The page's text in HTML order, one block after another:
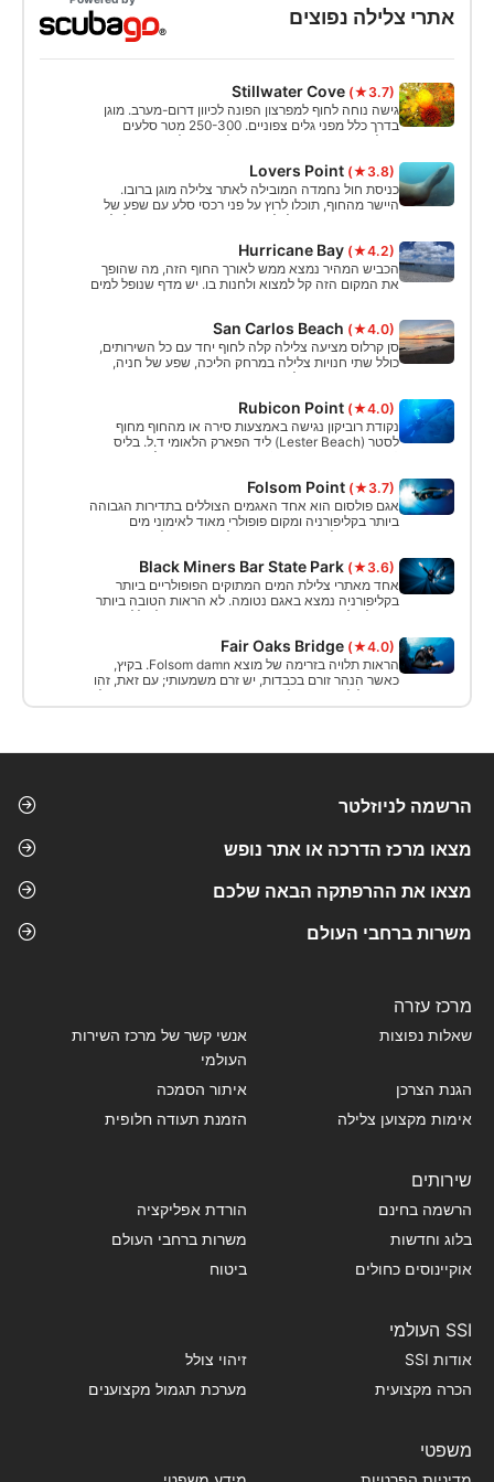
אתרי צלילה נפוצים
Stillwater Cove (★3.7)
גישה נוחה לחוף למפרצון הפונה לכיוון דרום-מערב. מוגן
בדרך כלל מפני גלים צפוניים. 250-300 מטר סלעים
גדולים עם סביבה מסוג קיר נופל +50 רגל. פריקת חניה
יומי של אתר הקמפינג סטילווטר קוב. שירותים, שולחנות
פיקניק, ברביקיו נמצאים על החוף.
Lovers Point (★3.8)
כניסת חול נחמדה המובילה לאתר צלילה מוגן ברובו.
היישר מהחוף, תוכלו לרוץ על פני רכסי סלע עם שפע של
חיי דגים. מצפון, תוכלו לראות פסגות. העומק בינוני לכל
Hurricane Bay (★4.2)
הכביש המהיר נמצא ממש לאורך החוף הזה, מה שהופך
את המקום הזה קל למצוא ולחנות בו. יש מדף שנופל למים
San Carlos Beach (★4.0)
סן קרלוס מציעה צלילה קלה לחוף יחד עם כל השירותים,
כולל שתי חנויות צלילה במרחק הליכה, שפע של חניה,
חדרי אמבטיה ומקלחות.
Rubicon Point (★4.0)
נקודת רוביקון נגישה באמצעות סירה או מהחוף מחוף
לסטר (Lester Beach) ליד הפארק הלאומי ד.ל. בליס
(D.L. Bliss State Park). החניה תהיה 10 דולר ארה"ב
סיור בסירה!Folsom Point (★3.7)
אגם פולסום הוא אחד האגמים הצוללים בתדירות הגבוהה
ביותר בקליפורניה ומקום פופולרי מאוד לאימוני מים
פתוחים בשל המים השקטים של האגם. המלון מציע שפע
מטר לאפס.
Black Miners Bar State Park (★3.6)
אחד מאתרי צלילת המים המתוקים הפופולריים ביותר
בקליפורניה נמצא באגם נטומה. לא הראות הטובה ביותר
אך קלה לגישה בתנאים רגועים, ומקום נהדר לצוללנים
Fair Oaks Bridge (★4.0)
הראות תלויה בזרימה של מוצא Folsom damn. בקיץ,
כאשר הנהר זורם בכבדות, יש זרם משמעותי; עם זאת, זהו
אתר צלילה שאסור לפספס. טווח העומק הוא 20-25 רגל
ומול 10-15 רגל. אם אתם אוהבים צלילה להיסחף זה
הרשמה לניוזלטר
מצאו מרכז הדרכה או אתר נופש
מצאו את ההרפתקה הבאה שלכם
משרות ברחבי העולם
מרכז עזרה
שאלות נפוצות
אנשי קשר של מרכז השירות
העולמי
הגנת הצרכן
איתור הסמכה
אימות מקצוען צלילה
הזמנת תעודה חלופית
שירותים
הרשמה בחינם
הורדת אפליקציה
בלוג וחדשות
משרות ברחבי העולם
אוקיינוסים כחולים
ביטוח
SSI העולמי
אודות SSI
זיהוי צולל
הכרה מקצועית
מערכת תגמול מקצוענים
משפטי